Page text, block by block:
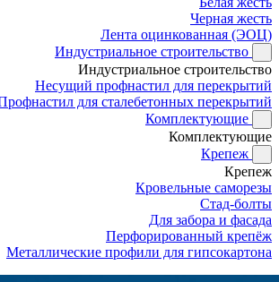
Черная жесть
Лента оцинкованная (ЭОЦ)
Индустриальное строительство
Индустриальное строительство
Несущий профнастил для перекрытий
для сталебетонных перекрытий
Комплектующие
Комплектующие
Крепеж
Крепеж
Кровельные саморезы
Стад-болты
Для забора и фасада
Перфорированный крепёж
Металлические профили для гипсокартона